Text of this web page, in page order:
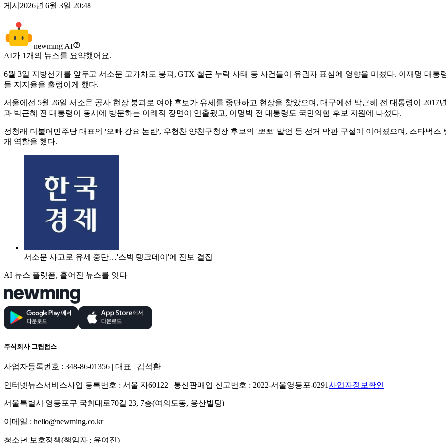
게시 2026년 6월 3일 20:48
newming AI
AI가 1개의 뉴스를 요약했어요.
6월 3일 지방선거를 앞두고 서소문 고가차도 붕괴, GTX 철근 누락 사태 등 사건들이 유권자 표심에 영향을 미쳤다. 이재명 대통
들 지지율을 출렁이게 했다.
서울에선 5월 26일 서소문 공사 현장 붕괴로 여야 후보가 유세를 중단하고 현장을 찾았으며, 대구에선 박근혜 전 대통령이 2017
과 박근혜 전 대통령이 동시에 방문하는 이례적 장면이 연출됐고, 이명박 전 대통령도 국민의힘 후보 지원에 나섰다.
정청래 더불어민주당 대표의 '오빠 강요 논란', 우형찬 양천구청장 후보의 '뽀뽀' 발언 등 선거 막판 구설이 이어졌으며, 스타벅스
개 역할을 했다.
서소문 사고로 유세 중단…'스벅 탱크데이'에 진보 결집
AI 뉴스 플랫폼, 흩어진 뉴스를 잇다
주식회사 그립랩스
사업자등록번호 : 348-86-01356 | 대표 : 김석환
인터넷뉴스서비스사업 등록번호 : 서울 자60122 | 통신판매업 신고번호 : 2022-서울영등포-0291사업자정보확인
서울특별시 영등포구 국회대로70길 23, 7층(여의도동, 용산빌딩)
이메일 : hello@newming.co.kr
청소년 보호정책(책임자 : 윤여진)